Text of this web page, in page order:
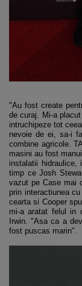
"Au fost create
de curaj. Mi-a
intruchipeze tot
nevoie de ei, sa-i
combine agricole.
masini au fost
instalatii
timp ce Josh
vazut pe Case mai
prin interactiunea
cearta si Cooper
mi-a aratat felul in
Irwin. "Asa ca a
fost puscas marin".